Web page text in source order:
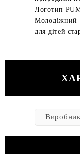
Логотип
Молодіжний
для дітей
Виробник